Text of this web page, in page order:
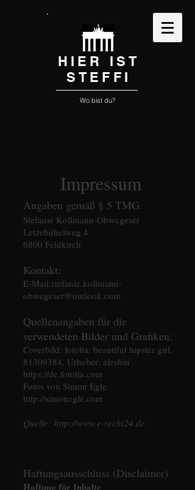
Wo bist du?
HIER IST
STEFFI
Impressum
Angaben gemäß § 5 TMG:
Stefanie Kollmann-Obwegeser
Letzebühelweg 4
6800 Feldkirch
Kontakt:
E-Mail:stefanie.kollmann-
obwegeser@outlook.com
Quellenangaben für die
verwendeten Bilder und Grafiken:
Coverbild: fotolia: beautiful hipster girl,
81309384, Urheber: aleshin
https://de.fotolia.com
Fotos von Simon Egle
http://simonegle.com
Quelle: http://www.e-recht24.de
Haftungsausschluss (Disclaimer)
Haftung für Inhalte